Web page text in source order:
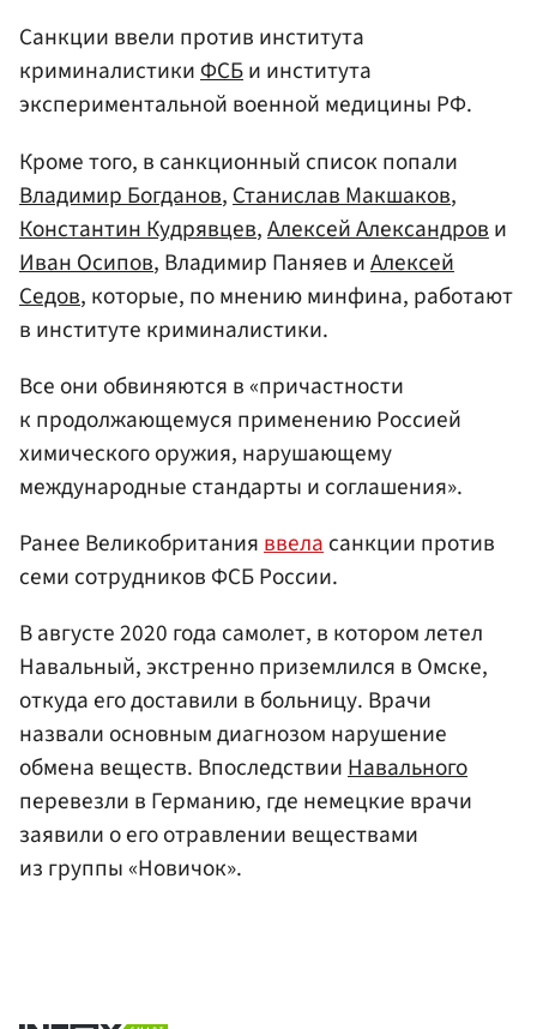
Санкции ввели против института
криминалистикиФСБи института
экспериментальной военной медицины РФ.
Кроме того, в санкционный список попали
Владимир Богданов, Станислав Макшаков,
Константин Кудрявцев,Алексей Александров и
Иван Осипов, Владимир Паняев иАлексей
Седов, которые, по мнению минфина, работают
в институте криминалистики.
Все они обвиняются в «причастности
к продолжающемуся применению Россией
химического оружия, нарушающему
международные стандарты и соглашения».
Ранее Великобританияввеласанкции против
семи сотрудников ФСБ России.
В августе 2020 года самолет, в котором летел
Навальный, экстренно приземлился в Омске,
откуда его доставили в больницу. Врачи
назвали основным диагнозом нарушение
обмена веществ. ВпоследствииНавального
перевезли в Германию, где немецкие врачи
заявили о его отравлении веществами
из группы «Новичок».